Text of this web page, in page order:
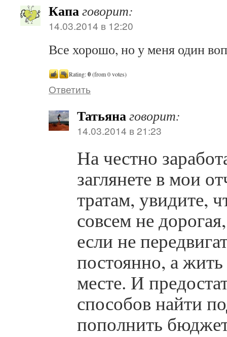
Капаговорит:
14.03.2014 в 12:20
Все хорошо, но у меня один
Rating:0(from 0 votes)
Ответить
Татьянаговорит:
14.03.2014 в 21:23
На честно
заглянете в мои
тратам, увидите,
совсем не
если не
постоянно, а
месте. И
способов найти
пополнить